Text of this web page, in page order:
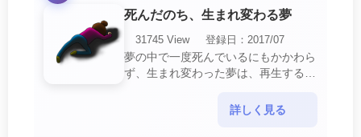
死んだのち、生まれ変わる夢
31745 View
登録日：2017/07
夢の中で一度死んでいるにもかかわら
ず、生まれ変わった夢は、再生する夢
あなたに関するすべての運気が上昇し
詳しく見る